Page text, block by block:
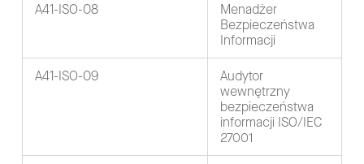
A41-ISO-08
Menadżer
Bezpieczeństwa
Informacji
A41-ISO-09
Audytor
wewnętrzny
bezpieczeństwa
informacji ISO/IEC
27001